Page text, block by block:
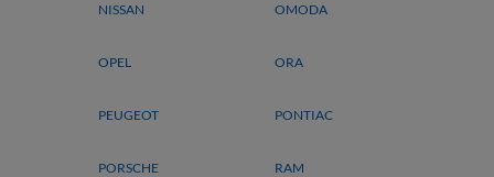
NISSAN OMODA
OPEL ORA
PEUGEOT PONTIAC
PORSCHE RAM